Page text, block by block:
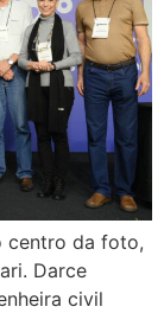
centro da foto,
Darce
civil